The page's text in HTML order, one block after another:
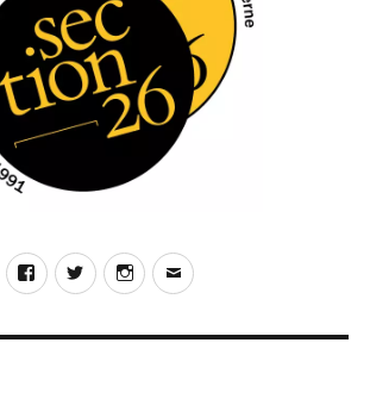
FacebookTwitterInstagram
E-